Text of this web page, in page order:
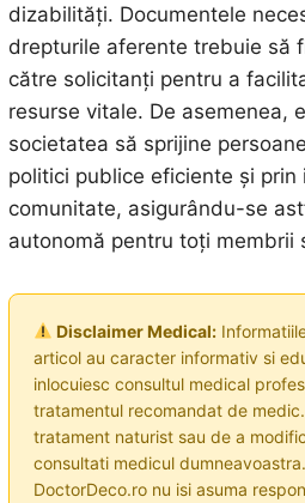
dizabilități. Documentele
drepturile aferente trebuie să
către solicitanți pentru a
resurse vitale. De asemenea,
societatea să sprijine
politici publice eficiente și prin
comunitate, asigurându-se
autonomă pentru toți membrii
Disclaimer Medical:
articol au caracter informativ si
inlocuiesc consultul medical
tratamentul recomandat de
tratament naturist sau de a
consultati medicul
DoctorDeco.ro nu isi asuma